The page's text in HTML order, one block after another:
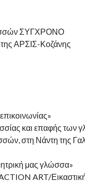
ΣΥΓΧΡΟΝΟ
ΑΡΣΙΣ-Κοζάνης
και επαφής των
στη Νάντη της
μας γλώσσα»
ART/